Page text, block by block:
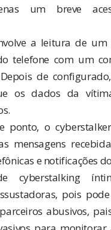
um breve
a leitura de um
telefone com um
de
os dados da
ponto, o
mensagens
e notificações
cyberstalking
pois
abusivos,